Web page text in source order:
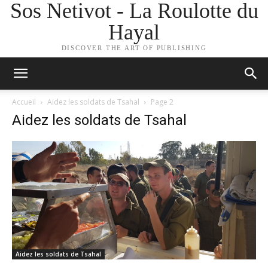
Sos Netivot - La Roulotte du
Hayal
DISCOVER THE ART OF PUBLISHING
Accueil Aidez les soldats de Tsahal Page 2
Aidez les soldats de Tsahal
Aidez les soldats de Tsahal